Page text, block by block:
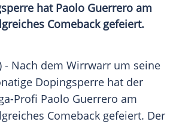
hat Paolo Guerrero am
Comeback gefeiert.
- Nach dem Wirrwarr um seine
Dopingsperre hat der
Profi Paolo Guerrero am
Comeback gefeiert. Der